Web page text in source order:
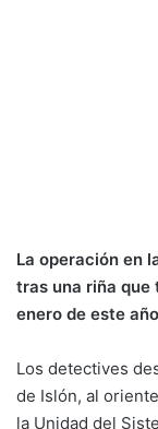
La operación en
tras una riña que
enero de este
Los detectives
de Islón, al
la Unidad del